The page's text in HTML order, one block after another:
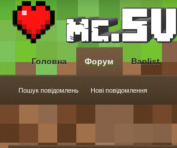
Головна Форум
Пошук повідомлень Нові повідомлення
Banlist